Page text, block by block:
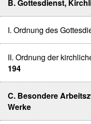
B. Gottesdienst,
I. Ordnung des
II. Ordnung der
194
C. Besondere
Werke